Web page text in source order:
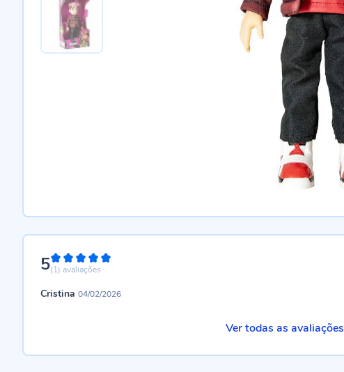
5100%
(1) avaliações
Cristina 04/02/2026
Ver todas as avaliações